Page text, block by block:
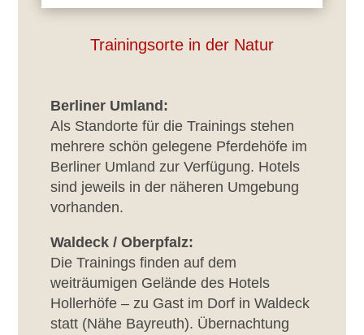
Trainingsorte in der Natur
Berliner Umland:
Als Standorte für die Trainings stehen
mehrere schön gelegene Pferdehöfe im
Berliner Umland zur Verfügung. Hotels
sind jeweils in der näheren Umgebung
vorhanden.
Waldeck / Oberpfalz:
Die Trainings finden auf dem
weiträumigen Gelände des Hotels
Hollerhöfe – zu Gast im Dorf in Waldeck
statt (Nähe Bayreuth). Übernachtung